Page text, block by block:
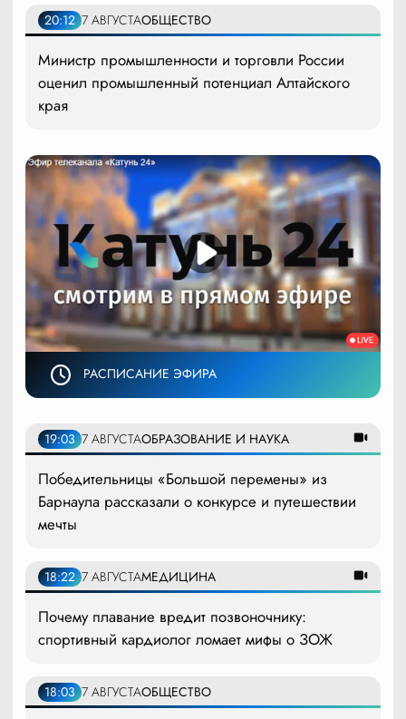
20:12 7 АВГУСТАОБЩЕСТВО
Министр промышленности и торговли России
оценил промышленный потенциал Алтайского
края
РАСПИСАНИЕ ЭФИРА
19:03 7 АВГУСТАОБРАЗОВАНИЕ И НАУКА
Победительницы «Большой перемены» из
Барнаула рассказали о конкурсе и путешествии
мечты
18:22 7 АВГУСТАМЕДИЦИНА
Почему плавание вредит позвоночнику:
спортивный кардиолог ломает мифы о ЗОЖ
18:03 7 АВГУСТАОБЩЕСТВО